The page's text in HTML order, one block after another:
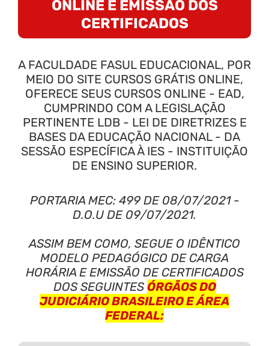
ONLINE E EMISSÃO DOS
CERTIFICADOS
A FACULDADE FASUL EDUCACIONAL, POR
MEIO DO SITE CURSOS GRÁTIS ONLINE,
OFERECE SEUS CURSOS ONLINE - EAD,
CUMPRINDO COM A LEGISLAÇÃO
PERTINENTE LDB - LEI DE DIRETRIZES E
BASES DA EDUCAÇÃO NACIONAL - DA
SESSÃO ESPECÍFICA À IES - INSTITUIÇÃO
DE ENSINO SUPERIOR.
PORTARIA MEC: 499 DE 08/07/2021 -
D.O.U DE 09/07/2021.
ASSIM BEM COMO, SEGUE O IDÊNTICO
MODELO PEDAGÓGICO DE CARGA
HORÁRIA E EMISSÃO DE CERTIFICADOS
DOS SEGUINTES ÓRGÃOS DO
JUDICIÁRIO BRASILEIRO E ÁREA
FEDERAL: